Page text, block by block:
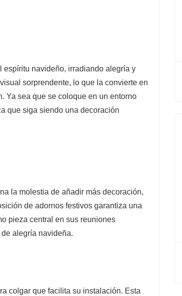
navideño, irradiando alegría y
sorprendente, lo que la convierte en
Ya sea que se coloque en un entorno
que siga siendo una decoración
la molestia de añadir más decoración,
de adornos festivos garantiza una
pieza central en sus reuniones
alegría navideña.
colgar que facilita su instalación. Esta